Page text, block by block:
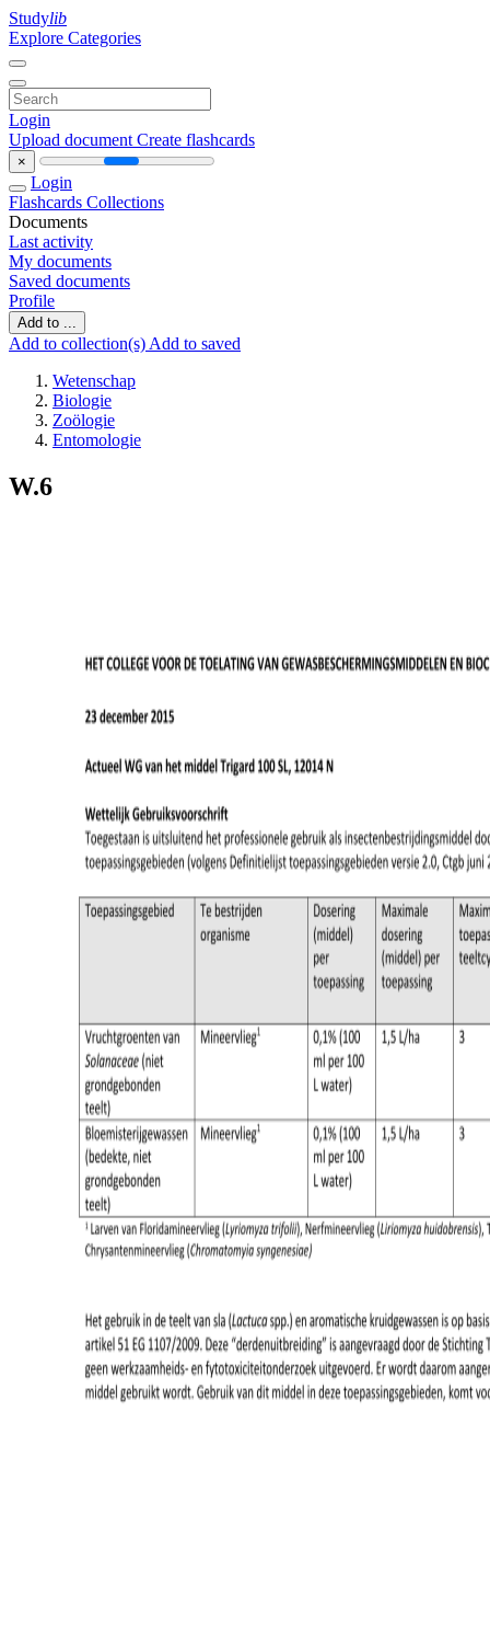
Studylib
Explore Categories
Login
Upload document Create flashcards
×
Login
Flashcards Collections
Documents
Last activity
My documents
Saved documents
Profile
Add to ...
Add to collection(s) Add to saved
Wetenschap
Biologie
Zoölogie
Entomologie
W.6